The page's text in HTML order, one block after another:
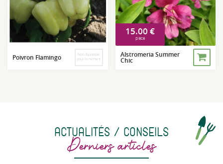
Poivron Flamingo
Non disponible
pour le moment
15.00 €
pièce
Alstromeria Summer
Chic
ACTUALITÉS / CONSEILS
Derniers articles